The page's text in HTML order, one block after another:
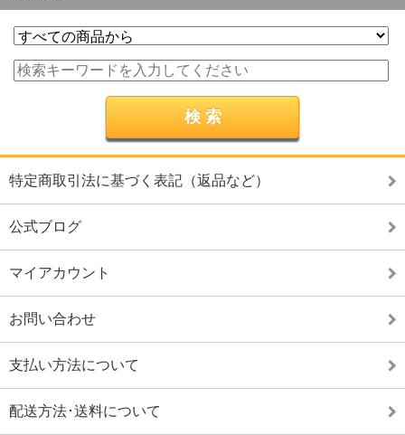
特定商取引法に基づく表記（返品など）
公式ブログ
マイアカウント
お問い合わせ
支払い方法について
配送方法･送料について